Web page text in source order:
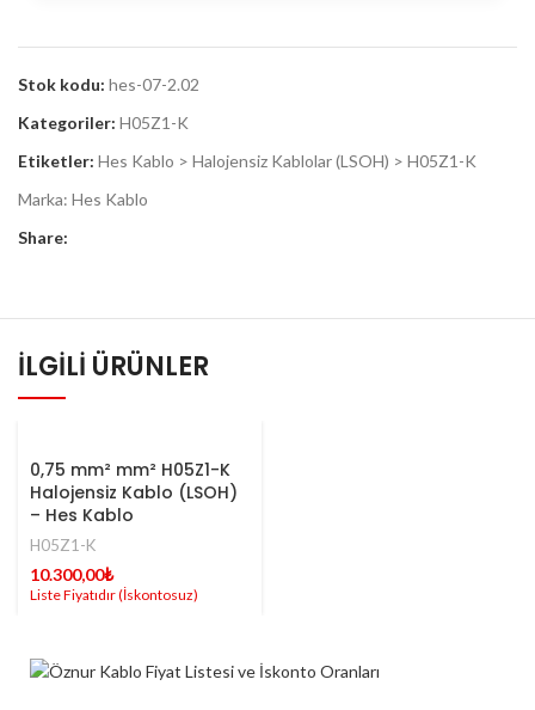
Stok kodu: hes-07-2.02
Kategoriler: H05Z1-K
Etiketler: Hes Kablo > Halojensiz Kablolar (LSOH) > H05Z1-K
Marka: Hes Kablo
Share:
İLGILI ÜRÜNLER
0,75 mm² mm² H05Z1-K
Halojensiz Kablo (LSOH)
– Hes Kablo
H05Z1-K
10.300,00₺